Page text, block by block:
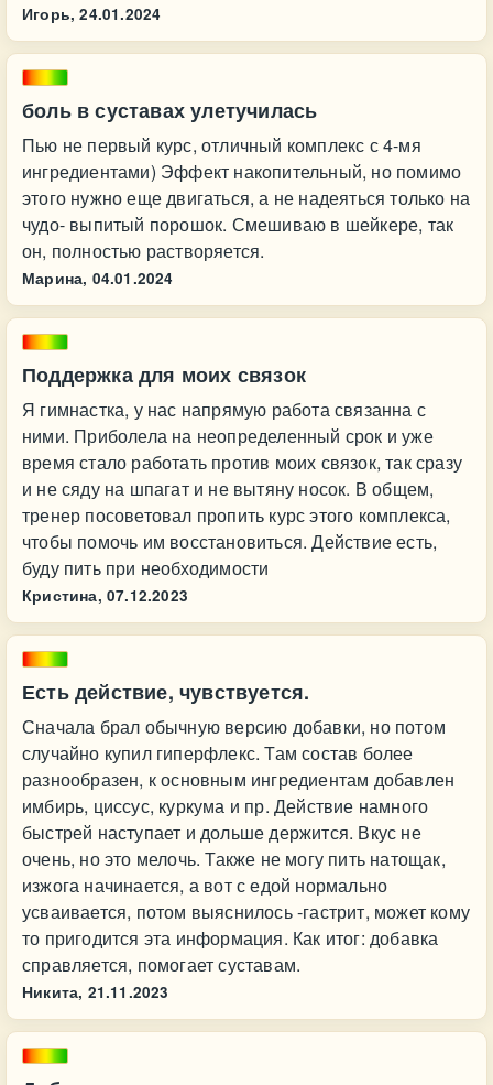
Игорь, 24.01.2024
боль в суставах улетучилась
Пью не первый курс, отличный комплекс с 4-мя
ингредиентами) Эффект накопительный, но помимо
этого нужно еще двигаться, а не надеяться только на
чудо- выпитый порошок. Смешиваю в шейкере, так
он, полностью растворяется.
Марина, 04.01.2024
Поддержка для моих связок
Я гимнастка, у нас напрямую работа связанна с
ними. Приболела на неопределенный срок и уже
время стало работать против моих связок, так сразу
и не сяду на шпагат и не вытяну носок. В общем,
тренер посоветовал пропить курс этого комплекса,
чтобы помочь им восстановиться. Действие есть,
буду пить при необходимости
Кристина, 07.12.2023
Есть действие, чувствуется.
Сначала брал обычную версию добавки, но потом
случайно купил гиперфлекс. Там состав более
разнообразен, к основным ингредиентам добавлен
имбирь, циссус, куркума и пр. Действие намного
быстрей наступает и дольше держится. Вкус не
очень, но это мелочь. Также не могу пить натощак,
изжога начинается, а вот с едой нормально
усваивается, потом выяснилось -гастрит, может кому
то пригодится эта информация. Как итог: добавка
справляется, помогает суставам.
Никита, 21.11.2023